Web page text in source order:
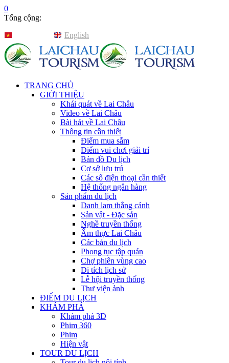
0
Tổng cộng:
English
TRANG CHỦ
GIỚI THIỆU
Khái quát về Lai Châu
Video về Lai Châu
Bài hát về Lai Châu
Thông tin cần thiết
Điểm mua sắm
Điểm vui chơi giải trí
Bản đồ Du lịch
Cơ sở lưu trú
Các số điện thoại cần thiết
Hệ thống ngân hàng
Sản phẩm du lịch
Danh lam thắng cảnh
Sản vật - Đặc sản
Nghề truyền thống
Ẩm thực Lai Châu
Các bản du lịch
Phong tục tập quán
Chợ phiên vùng cao
Di tích lịch sử
Lễ hội truyền thống
Thư viện ảnh
ĐIỂM DU LỊCH
KHÁM PHÁ
Khám phá 3D
Phim 360
Phim
Hiện vật
TOUR DU LỊCH